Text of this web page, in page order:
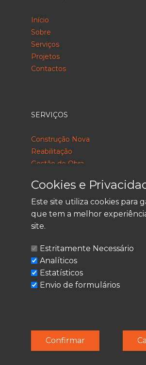
Início
Sobre
Serviços
Projetos
Contactos
SERVIÇOS
Construção Nova
Reabilitação
Gestão de Obra
LEGAL
Política de Privacidade
Termos de Utilização
Cookies
© Techolder. Todos os direitos
SmashLine
Cookies e
Este site utiliza cookies para
que tem a melhor
site.
Estritamente Necessário
Analíticos
Estatísticos
Envio de formulários
Confirmar